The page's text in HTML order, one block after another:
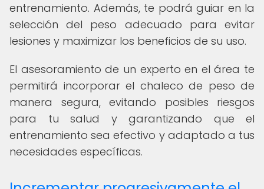
entrenamiento. Además, te podrá guiar en la
selección del peso adecuado para evitar
lesiones y maximizar los beneficios de su uso.
El asesoramiento de un experto en el área te
permitirá incorporar el chaleco de peso de
manera segura, evitando posibles riesgos
para tu salud y garantizando que el
entrenamiento sea efectivo y adaptado a tus
necesidades específicas.